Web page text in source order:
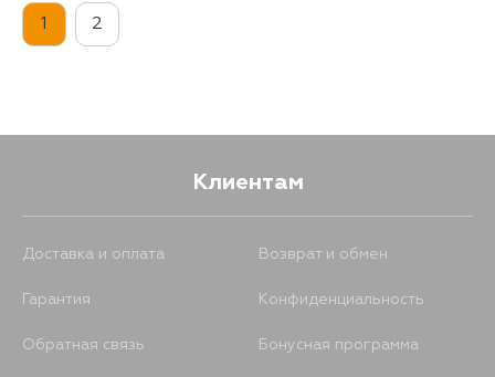
15 августа
1 2
Клиентам
Доставка и оплата Возврат и обмен
Гарантия Конфиденциальность
Обратная связь Бонусная программа